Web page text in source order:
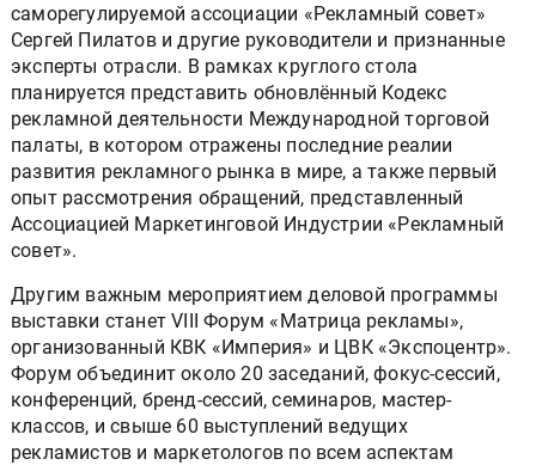
саморегулируемой ассоциации «Рекламный совет»
Сергей Пилатов и другие руководители и признанные
эксперты отрасли. В рамках круглого стола
планируется представить обновлённый Кодекс
рекламной деятельности Международной торговой
палаты, в котором отражены последние реалии
развития рекламного рынка в мире, а также первый
опыт рассмотрения обращений, представленный
Ассоциацией Маркетинговой Индустрии «Рекламный
совет».
Другим важным мероприятием деловой программы
выставки станет VIII Форум «Матрица рекламы»,
организованный КВК «Империя» и ЦВК «Экспоцентр».
Форум объединит около 20 заседаний, фокус-сессий,
конференций, бренд-сессий, семинаров, мастер-
классов, и свыше 60 выступлений ведущих
рекламистов и маркетологов по всем аспектам